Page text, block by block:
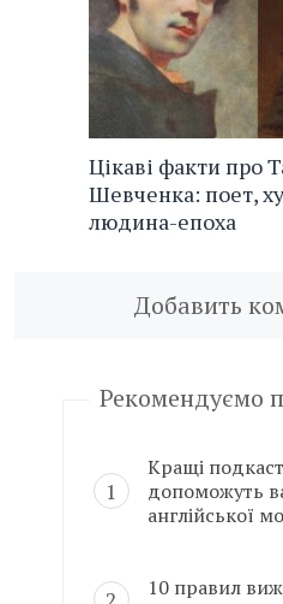
Цікаві факти про
Шевченка: поет,
людина-епоха
Добавить
Рекомендуємо
Кращі
допоможуть
англійської
10 правил